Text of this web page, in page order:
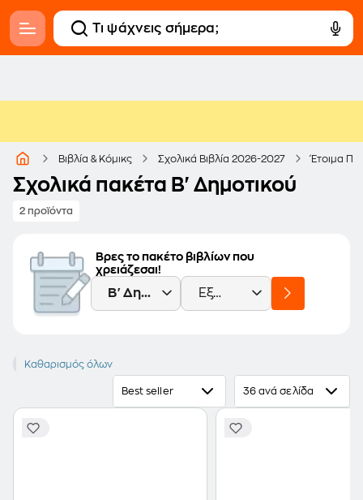
Βιβλία & Κόμικς Σχολικά Βιβλία 2026-2027 Έτοιμα
Σχολικά πακέτα Β' Δημοτικού
2 προϊόντα
Βρες το πακέτο βιβλίων που
χρειάζεσαι!
Β' Δημοτικού Εξώφυλλο
Β' Δημοτικού
Καθαρισμός όλων
Best seller 36 ανά σελίδα